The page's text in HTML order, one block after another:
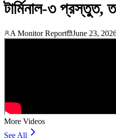
টার্মিনাল-৩ প্রস্তুত,
A Monitor Report June 23,
More Videos
See All